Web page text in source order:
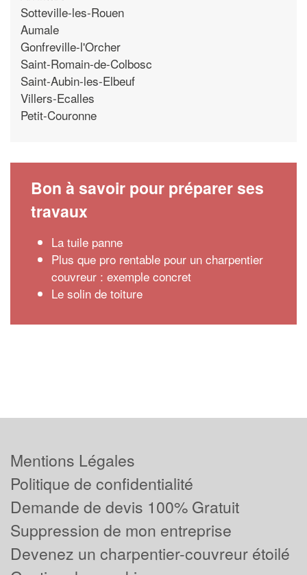
Sotteville-les-Rouen
Aumale
Gonfreville-l'Orcher
Saint-Romain-de-Colbosc
Saint-Aubin-les-Elbeuf
Villers-Ecalles
Petit-Couronne
Bon à savoir pour préparer ses
travaux
La tuile panne
Plus que pro rentable pour un charpentier
couvreur : exemple concret
Le solin de toiture
Mentions Légales
Politique de confidentialité
Demande de devis 100% Gratuit
Suppression de mon entreprise
Devenez un charpentier-couvreur étoilé